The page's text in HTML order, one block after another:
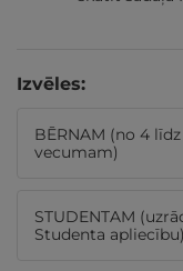
Izvēles:
BĒRNAM (no 4 līdz
vecumam)
STUDENTAM
Studenta apliecību)